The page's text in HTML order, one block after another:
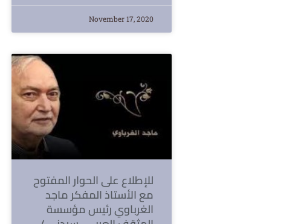
November 17, 2020
للإطلاع على الحوار المفتوح
مع الأستاذ المفكر ماجد
الغرباوي رئيس مؤسسة